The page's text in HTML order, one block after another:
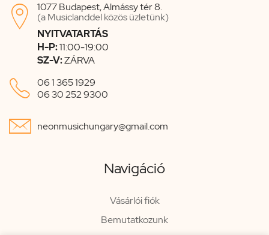

1077 Budapest, Almássy tér 8.
(a Musiclanddel közös üzletünk)
NYITVATARTÁS
H-P:11:00-19:00
SZ-V:ZÁRVA
 06 1 365 1929
06 30 252 9300
 neonmusichungary@gmail.com
Navigáció
Vásárlói fiók
Bemutatkozunk